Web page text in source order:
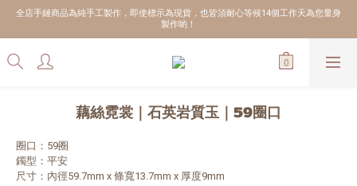
全店手鏈商品為純手工製作，即使標示為現貨，也皆須耐心等候14個工作天為您量身
製作喲！
藕絲霓裳｜石英岩質玉｜59圈口
圈口：59圈
鐲型：平安
尺寸：內徑59.7mm x 條寬13.7mm x 厚度9mm